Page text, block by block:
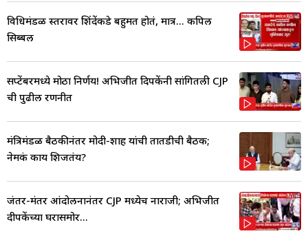
विधिमंडळ स्तरावर शिंदेंकडे बहुमत होतं, मात्र... कपिल
सिब्बल
सप्टेंबरमध्ये मोठा निर्णय! अभिजीत दिपकेंनी सांगितली CJP
ची पुढील रणनीत
मंत्रिमंडळ बैठकीनंतर मोदी-शाह यांची तातडीची बैठक;
नेमकं काय शिजतंय?
जंतर-मंतर आंदोलनानंतर CJP मध्येच नाराजी; अभिजीत
दीपकेंच्या घरासमोर...